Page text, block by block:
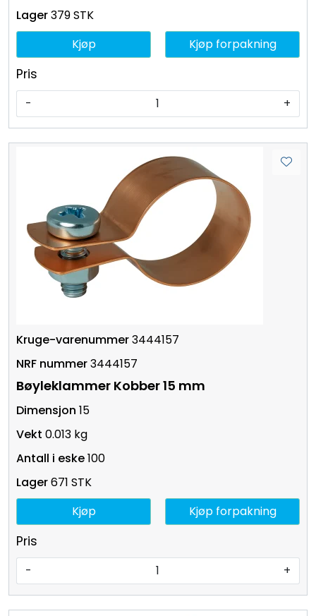
379 STK
Pris
- +
Kjøp Kjøp forpakning
3444157
3444157
Bøyleklammer Kobber 15 mm
15
0.013 kg
100
671 STK
Pris
- +
Kjøp Kjøp forpakning